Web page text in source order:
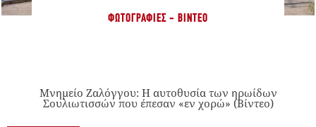
ΦΩΤΟΓΡΑΦΊΕΣ - ΒΊΝΤΕΟ
Μνημείο Ζαλόγγου: Η αυτοθυσία των ηρωίδων
Σουλιωτισσών που έπεσαν «εν χορώ» (Βίντεο)